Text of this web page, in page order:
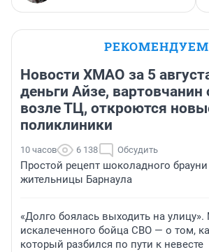
РЕКОМЕНДУЕМ
Новости ХМАО за 5
деньги Айзе, вартовчанин
возле ТЦ, откроются
поликлиники
10 часов 6 138 Обсудить
Простой рецепт шоколадного
жительницы Барнаула
«Долго боялась выходить на
искалеченного бойца СВО — о том,
который разбился по пути к невесте